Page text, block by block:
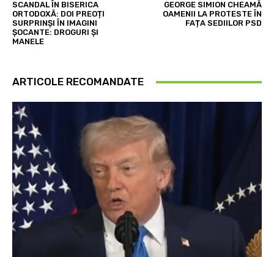
SCANDAL ÎN BISERICA
ORTODOXĂ: DOI PREOȚI
SURPRINȘI ÎN IMAGINI
ȘOCANTE: DROGURI ȘI
MANELE
GEORGE SIMION CHEAMĂ
OAMENII LA PROTESTE ÎN
FAȚA SEDIILOR PSD
ARTICOLE RECOMANDATE